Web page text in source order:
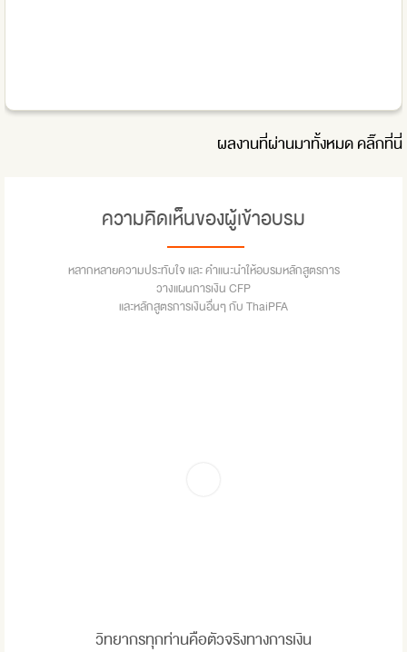
ผลงานที่ผ่านมาทั้งหมดคลิ๊กที่นี่
ความคิดเห็นของผู้เข้าอบรม
หลากหลายความประทับใจ และ คำแนะนำให้อบรมหลักสูตรการ
วางแผนการเงิน CFP
และหลักสูตรการเงินอื่นๆ กับ ThaiPFA
วิทยากรทุกท่านคือตัวจริงทางการเงิน